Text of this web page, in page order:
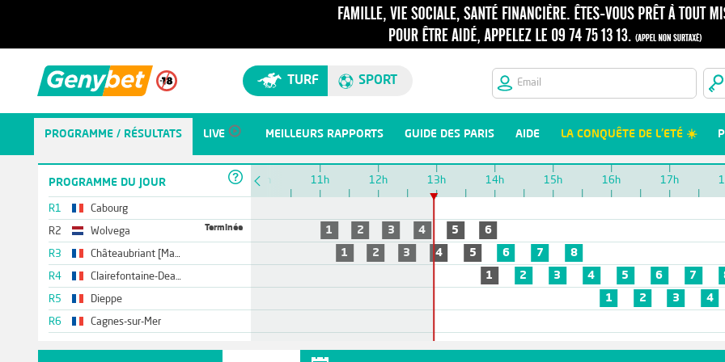
TURF SPORT
PROGRAMME / RÉSULTATS LIVE MEILLEURS RAPPORTS GUIDE DES PARIS AIDE LA CONQUÊTE DE L'ETÉ ☀️
PROGRAMME DU JOUR
R1 Cabourg
R2 Wolvega Terminée
R3 Châteaubriant [Matinée]
R4 Clairefontaine-Deauville
R5 Dieppe
R6 Cagnes-sur-Mer
10h 11h 12h 13h 14h 15h 16h 17h
1
2 3 4 5
6
1
2 3 4 5 6 7
8
1
2 3 4 5 6 7
1
2 3 4